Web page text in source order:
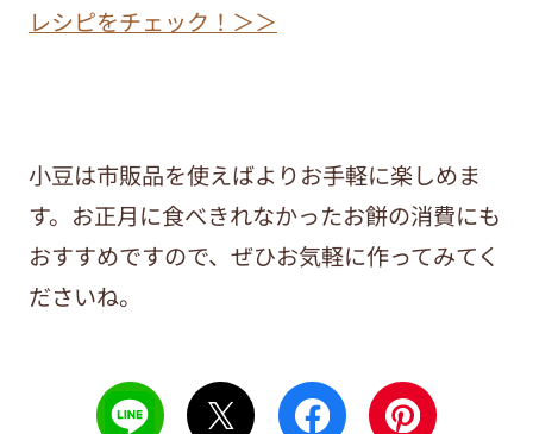
レシピをチェック！＞＞
小豆は市販品を使えばよりお手軽に楽しめま
す。お正月に食べきれなかったお餅の消費にも
おすすめですので、ぜひお気軽に作ってみてく
ださいね。